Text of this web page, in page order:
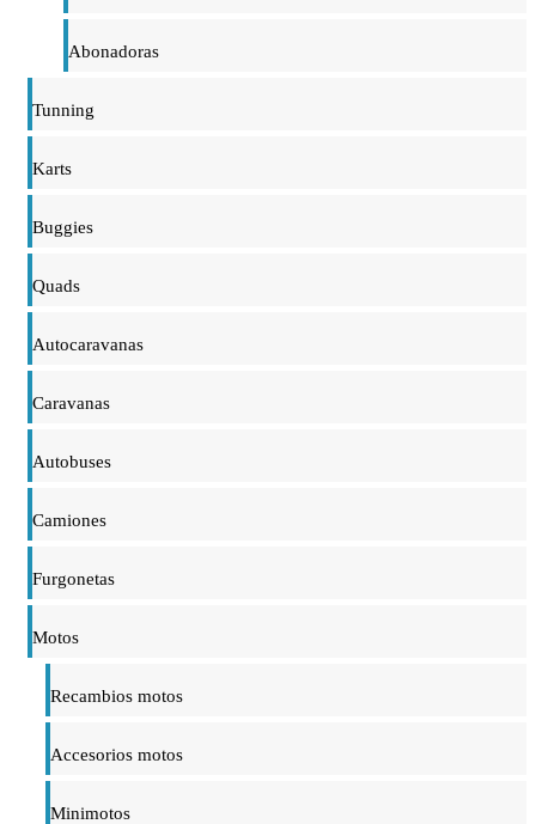
Abonadoras
Tunning
Karts
Buggies
Quads
Autocaravanas
Caravanas
Autobuses
Camiones
Furgonetas
Motos
Recambios motos
Accesorios motos
Minimotos